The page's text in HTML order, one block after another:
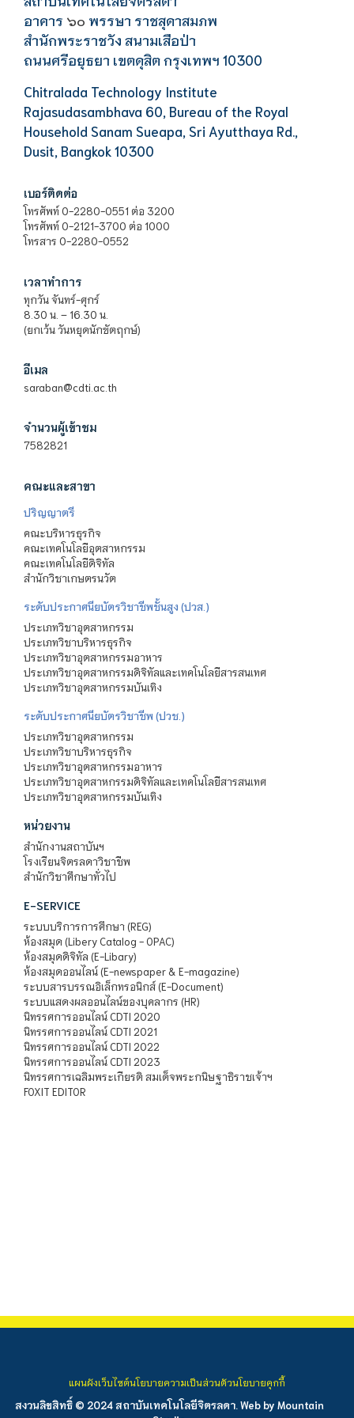
อาคาร ๖๐ พรรษา ราชสุดาสมภพ
สำนักพระราชวัง สนามเสือป่า
ถนนศรีอยุธยา เขตดุสิต กรุงเทพฯ 10300
Chitralada Technology Institute
Rajasudasambhava 60, Bureau of the Royal
Household Sanam Sueapa, Sri Ayutthaya Rd.,
Dusit, Bangkok 10300
เบอร์ติดต่อ
โทรศัพท์ 0-2280-0551 ต่อ 3200
โทรศัพท์ 0-2121-3700 ต่อ 1000
โทรสาร 0-2280-0552
เวลาทำการ
ทุกวัน จันทร์-ศุกร์
8.30 น. – 16.30 น.
(ยกเว้น วันหยุดนักขัตฤกษ์)
อีเมล
saraban@cdti.ac.th
จำนวนผู้เข้าชม
7582821
คณะและสาขา
ปริญญาตรี
คณะบริหารธุรกิจ
คณะเทคโนโลยีอุตสาหกรรม
คณะเทคโนโลยีดิจิทัล
สำนักวิชาเกษตรนวัต
ระดับประกาศนียบัตรวิชาชีพชั้นสูง (ปวส.)
ประเภทวิชาอุตสาหกรรม
ประเภทวิชาบริหารธุรกิจ
ประเภทวิชาอุตสาหกรรมอาหาร
ประเภทวิชาอุตสาหกรรมดิจิทัลและเทคโนโลยีสารสนเทศ
ประเภทวิชาอุตสาหกรรมบันเทิง
ระดับประกาศนียบัตรวิชาชีพ (ปวช.)
ประเภทวิชาอุตสาหกรรม
ประเภทวิชาบริหารธุรกิจ
ประเภทวิชาอุตสาหกรรมอาหาร
ประเภทวิชาอุตสาหกรรมดิจิทัลและเทคโนโลยีสารสนเทศ
ประเภทวิชาอุตสาหกรรมบันเทิง
หน่วยงาน
สำนักงานสถาบันฯ
โรงเรียนจิตรลดาวิชาชีพ
สำนักวิชาศึกษาทั่วไป
E-SERVICE
ระบบบริการการศึกษา (REG)
ห้องสมุด (Libery Catalog - OPAC)
ห้องสมุดดิจิทัล (E-Libary)
ห้องสมุดออนไลน์ (E-newspaper & E-magazine)
ระบบสารบรรณอิเล็กทรอนิกส์ (E-Document)
ระบบแสดงผลออนไลน์ของบุคลากร (HR)
นิทรรศการออนไลน์ CDTI 2020
นิทรรศการออนไลน์ CDTI 2021
นิทรรศการออนไลน์ CDTI 2022
นิทรรศการออนไลน์ CDTI 2023
นิทรรศการเฉลิมพระเกียรติ สมเด็จพระกนิษฐาธิราชเจ้าฯ
FOXIT EDITOR
สงวนลิขสิทธิ์ © 2024 สถาบันเทคโนโลยีจิตรลดา. Web by Mountain
แผนผังเว็บไซต์นโยบายความเป็นส่วนตัวนโยบายคุกกี้